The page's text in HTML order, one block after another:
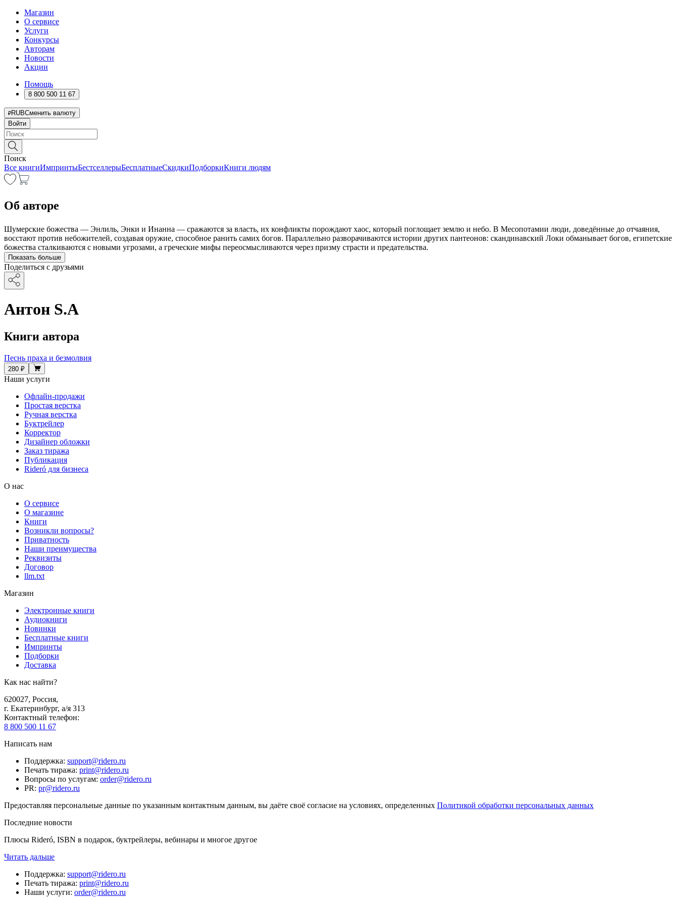
Магазин
О сервисе
Услуги
Конкурсы
Авторам
Новости
Акции
Помощь
8 800 500 11 67
RUBСменить валюту
Войти
Поиск
Все книгиИмпринтыБестселлерыБесплатныеСкидкиПодборкиКниги людям
Об авторе
Шумерские божества — Энлиль, Энки и Инанна — сражаются за власть, их конфликты порождают хаос, который поглощает землю и небо. В Месопотамии люди, доведённые до отчаяния,
восстают против небожителей, создавая оружие, способное ранить самих богов. Параллельно разворачиваются истории других пантеонов: скандинавский Локи обманывает богов, египетские
божества сталкиваются с новыми угрозами, а греческие мифы переосмысливаются через призму страсти и предательства.
Показать больше
Поделиться с друзьями
Антон S.A
Книги автора
Песнь праха и безмолвия
280 ₽
Наши услуги
Офлайн-продажи
Простая верстка
Ручная верстка
Буктрейлер
Корректор
Дизайнер обложки
Заказ тиража
Публикация
Rideró для бизнеса
О нас
О сервисе
О магазине
Книги
Возникли вопросы?
Приватность
Наши преимущества
Реквизиты
Договор
llm.txt
Магазин
Электронные книги
Аудиокниги
Новинки
Бесплатные книги
Импринты
Подборки
Доставка
Как нас найти?
620027, Россия,
г. Екатеринбург, а/я 313
Контактный телефон:
8 800 500 11 67
Написать нам
Поддержка: support@ridero.ru
Печать тиража: print@ridero.ru
Вопросы по услугам: order@ridero.ru
PR: pr@ridero.ru
Предоставляя персональные данные по указанным контактным данным, вы даёте своё согласие на условиях, определенных Политикой обработки персональных данных
Последние новости
Плюсы Rideró, ISBN в подарок, буктрейлеры, вебинары и многое другое
Читать дальше
Поддержка: support@ridero.ru
Печать тиража: print@ridero.ru
Наши услуги: order@ridero.ru